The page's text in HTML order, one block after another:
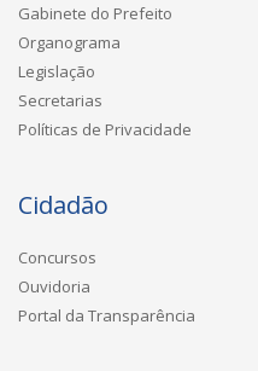
Gabinete do Prefeito
Organograma
Legislação
Secretarias
Políticas de Privacidade
Cidadão
Concursos
Ouvidoria
Portal da Transparência